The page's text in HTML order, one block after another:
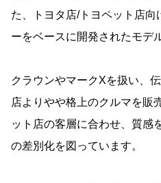
た、トヨタ店/トヨペット店
ーをベースに開発されたモデ
クラウンやマークXを扱い、
店よりやや格上のクルマを販
ット店の客層に合わせ、質感
の差別化を図っています。